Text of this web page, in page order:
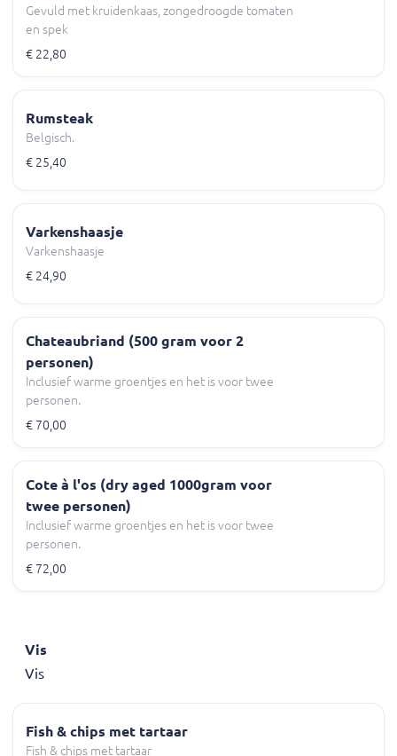
Gevuld met kruidenkaas, zongedroogde tomaten
en spek
€ 22,80
Rumsteak
Belgisch.
€ 25,40
Varkenshaasje
Varkenshaasje
€ 24,90
Chateaubriand (500 gram voor 2
personen)
Inclusief warme groentjes en het is voor twee
personen.
€ 70,00
Cote à l'os (dry aged 1000gram voor
twee personen)
Inclusief warme groentjes en het is voor twee
personen.
€ 72,00
Vis
Vis
Fish & chips met tartaar
Fish & chips met tartaar